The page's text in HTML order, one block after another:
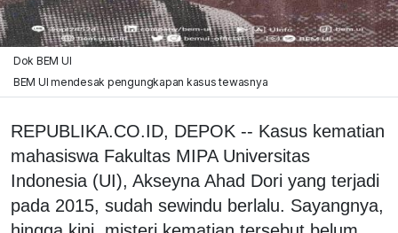
Dok BEM UI
BEM UI mendesak pengungkapan kasus tewasnya
REPUBLIKA.CO.ID, DEPOK -- Kasus kematian
mahasiswa Fakultas MIPA Universitas
Indonesia (UI), Akseyna Ahad Dori yang terjadi
pada 2015, sudah sewindu berlalu. Sayangnya,